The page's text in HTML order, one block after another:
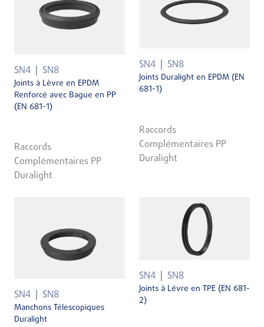
SN4 SN8
Joints à Lèvre en EPDM
Renforcé avec Bague en PP
(EN 681-1)
Raccords
Complémentaires PP
Duralight
SN4 SN8
Joints Duralight en EPDM (EN
681-1)
Raccords
Complémentaires PP
Duralight
SN4 SN8
Manchons Télescopiques
Duralight
SN4 SN8
Joints à Lévre en TPE (EN 681-
2)